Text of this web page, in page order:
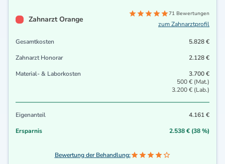
Zahnarzt Orange
71 Bewertungen
zum Zahnarztprofil
Gesamtkosten
5.828 €
Zahnarzt Honorar
2.128 €
Material- & Laborkosten
3.700 €
500 € (Mat.)
3.200 € (Lab.)
Eigenanteil
4.161 €
Ersparnis
2.538 € (38 %)
Bewertung der Behandlung: